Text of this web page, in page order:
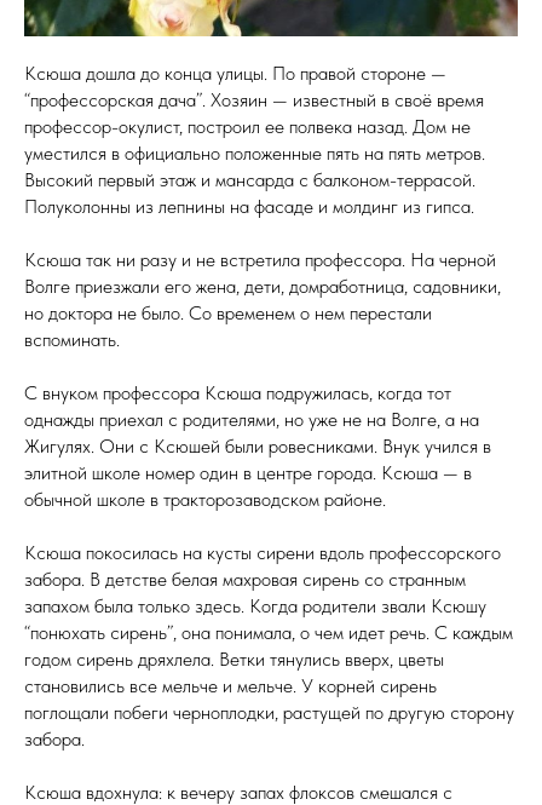
Ксюша дошла до конца улицы. По правой стороне —
“профессорская дача”. Хозяин — известный в своё время
профессор-окулист, построил ее полвека назад. Дом не
уместился в официально положенные пять на пять метров.
Высокий первый этаж и мансарда с балконом-террасой.
Полуколонны из лепнины на фасаде и молдинг из гипса.
Ксюша так ни разу и не встретила профессора. На черной
Волге приезжали его жена, дети, домработница, садовники,
но доктора не было. Со временем о нем перестали
вспоминать.
С внуком профессора Ксюша подружилась, когда тот
однажды приехал с родителями, но уже не на Волге, а на
Жигулях. Они с Ксюшей были ровесниками. Внук учился в
элитной школе номер один в центре города. Ксюша — в
обычной школе в тракторозаводском районе.
Ксюша покосилась на кусты сирени вдоль профессорского
забора. В детстве белая махровая сирень со странным
запахом была только здесь. Когда родители звали Ксюшу
“понюхать сирень”, она понимала, о чем идет речь. С каждым
годом сирень дряхлела. Ветки тянулись вверх, цветы
становились все мельче и мельче. У корней сирень
поглощали побеги черноплодки, растущей по другую сторону
забора.
Ксюша вдохнула: к вечеру запах флоксов смешался с